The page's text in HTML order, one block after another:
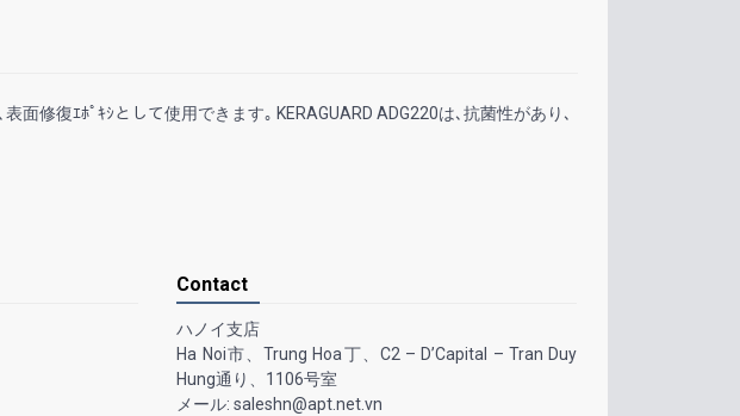
表面修復ｴﾎﾟｷｼとして使用できます｡ KERAGUARD ADG220は､抗菌性があり､
Contact
ハノイ支店
Ha Noi市、Trung Hoa丁、 C2 – D’Capital – Tran Duy
Hung通り
1106号室
メール: saleshn@apt.net.vn